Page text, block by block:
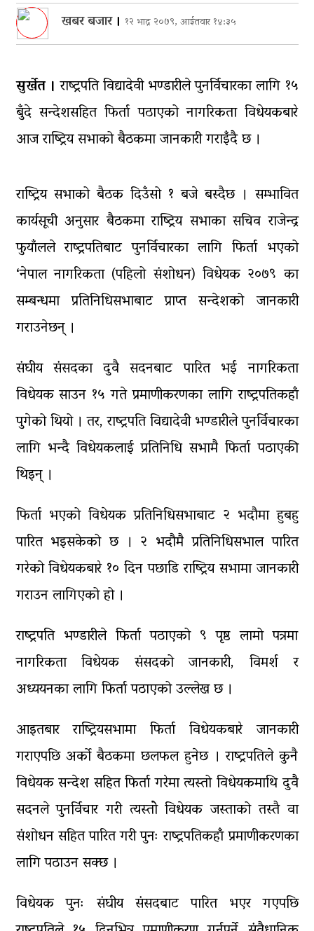
‘नागढुंगा-सिस्नेखोला सुरुङमार्ग’
सञ्चालनमा, शुल्कदर यस्तो छ…
पुन: एमाले-नेकपा सहकार्यमा, प्रदेशको
भागबण्डा यस्तो छ…
आठ लाख २१ हजार घुससहित सिँचाइ
डिभिजन सर्लाहीका प्रमुख र अधिकृत
पक्राउ
घरमाथि पहिरो खस्दा ३ वर्षीय बालकको
मृत्यु, दुई घाइते
खबर बजार। १२ भाद्र २०७९, आईतवार १४:३५
सुर्खेत । राष्ट्रपति विद्यादेवी भण्डारीले पुनर्विचारका लागि १५
बुँदे सन्देशसहित फिर्ता पठाएको नागरिकता विधेयकबारे
आज राष्ट्रिय सभाको बैठकमा जानकारी गराइँदै छ ।
राष्ट्रिय सभाको बैठक दिउँसो १ बजे बस्दैछ । सम्भावित
कार्यसूची अनुसार बैठकमा राष्ट्रिय सभाका सचिव राजेन्द्र
फुयाँलले राष्ट्रपतिबाट पुनर्विचारका लागि फिर्ता भएको
‘नेपाल नागरिकता (पहिलो संशोधन) विधेयक २०७९ का
सम्बन्धमा प्रतिनिधिसभाबाट प्राप्त सन्देशको जानकारी
गराउनेछन् ।
संघीय संसदका दुवै सदनबाट पारित भई नागरिकता
विधेयक साउन १५ गते प्रमाणीकरणका लागि राष्ट्रपतिकहाँ
पुगेको थियो । तर, राष्ट्रपति विद्यादेवी भण्डारीले पुनर्विचारका
लागि भन्दै विधेयकलाई प्रतिनिधि सभामै फिर्ता पठाएकी
थिइन् ।
फिर्ता भएको विधेयक प्रतिनिधिसभाबाट २ भदौमा हुबहु
पारित भइसकेको छ । २ भदौमै प्रतिनिधिसभाल पारित
गरेको विधेयकबारे १० दिन पछाडि राष्ट्रिय सभामा जानकारी
गराउन लागिएको हो ।
राष्ट्रपति भण्डारीले फिर्ता पठाएको ९ पृष्ठ लामो पत्रमा
नागरिकता विधेयक संसदको जानकारी, विमर्श र
अध्ययनका लागि फिर्ता पठाएको उल्लेख छ ।
आइतबार राष्ट्रियसभामा फिर्ता विधेयकबारे जानकारी
गराएपछि अर्को बैठकमा छलफल हुनेछ । राष्ट्रपतिले कुनै
विधेयक सन्देश सहित फिर्ता गरेमा त्यस्तो विधेयकमाथि दुवै
सदनले पुनर्विचार गरी त्यस्तोे विधेयक जस्ताको तस्तै वा
संशोधन सहित पारित गरी पुनः राष्ट्रपतिकहाँ प्रमाणीकरणका
लागि पठाउन सक्छ ।
विधेयक पुनः संघीय संसदबाट पारित भएर गएपछि